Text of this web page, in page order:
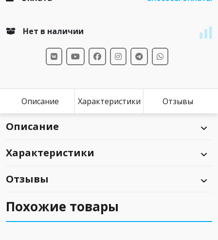
Нет в наличии
Описание Характеристики Отзывы
Описание
Характеристики
Отзывы
Похожие товары